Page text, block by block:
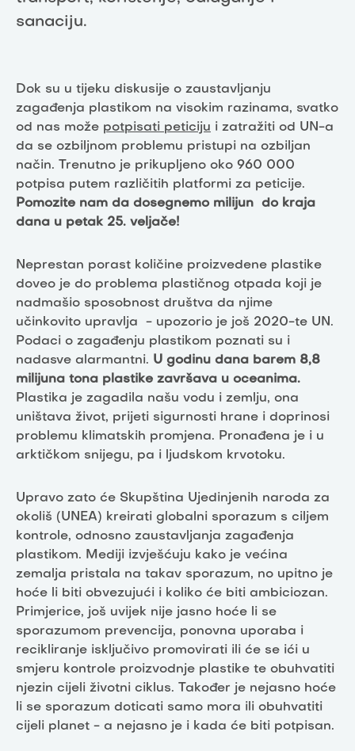
sanaciju.
Dok su u tijeku diskusije o zaustavljanju
zagađenja plastikom na visokim razinama, svatko
od nas može potpisati peticiju i zatražiti od UN-a
da se ozbiljnom problemu pristupi na ozbiljan
način.
Trenutno je prikupljeno oko 960 000
potpisa putem različitih platformi za peticije.
Pomozite nam da dosegnemo milijun do kraja
dana u petak 25. veljače!
Neprestan porast količine proizvedene plastike
doveo je do problema plastičnog otpada koji je
nadmašio sposobnost društva da njime
učinkovito upravlja - upozorio je još 2020-te UN.
Podaci o zagađenju plastikom poznati su i
nadasve alarmantni. U godinu dana barem 8,8
milijuna tona plastike završava u oceanima.
Plastika je zagadila našu vodu i zemlju, ona
uništava život, prijeti sigurnosti hrane i doprinosi
problemu klimatskih promjena. Pronađena je i u
arktičkom snijegu, pa i ljudskom krvotoku.
Upravo zato će Skupština Ujedinjenih naroda za
okoliš (UNEA) kreirati globalni sporazum s ciljem
kontrole, odnosno zaustavljanja zagađenja
plastikom. Mediji izvješćuju kako je većina
zemalja pristala na takav sporazum, no upitno je
hoće li biti obvezujući i koliko će biti ambiciozan.
Primjerice, još uvijek nije jasno hoće li se
sporazumom prevencija, ponovna uporaba i
recikliranje isključivo promovirati ili će se ići u
smjeru kontrole proizvodnje plastike te obuhvatiti
njezin cijeli životni ciklus. Također je nejasno hoće
li se sporazum doticati samo mora ili obuhvatiti
cijeli planet - a nejasno je i kada će biti potpisan.